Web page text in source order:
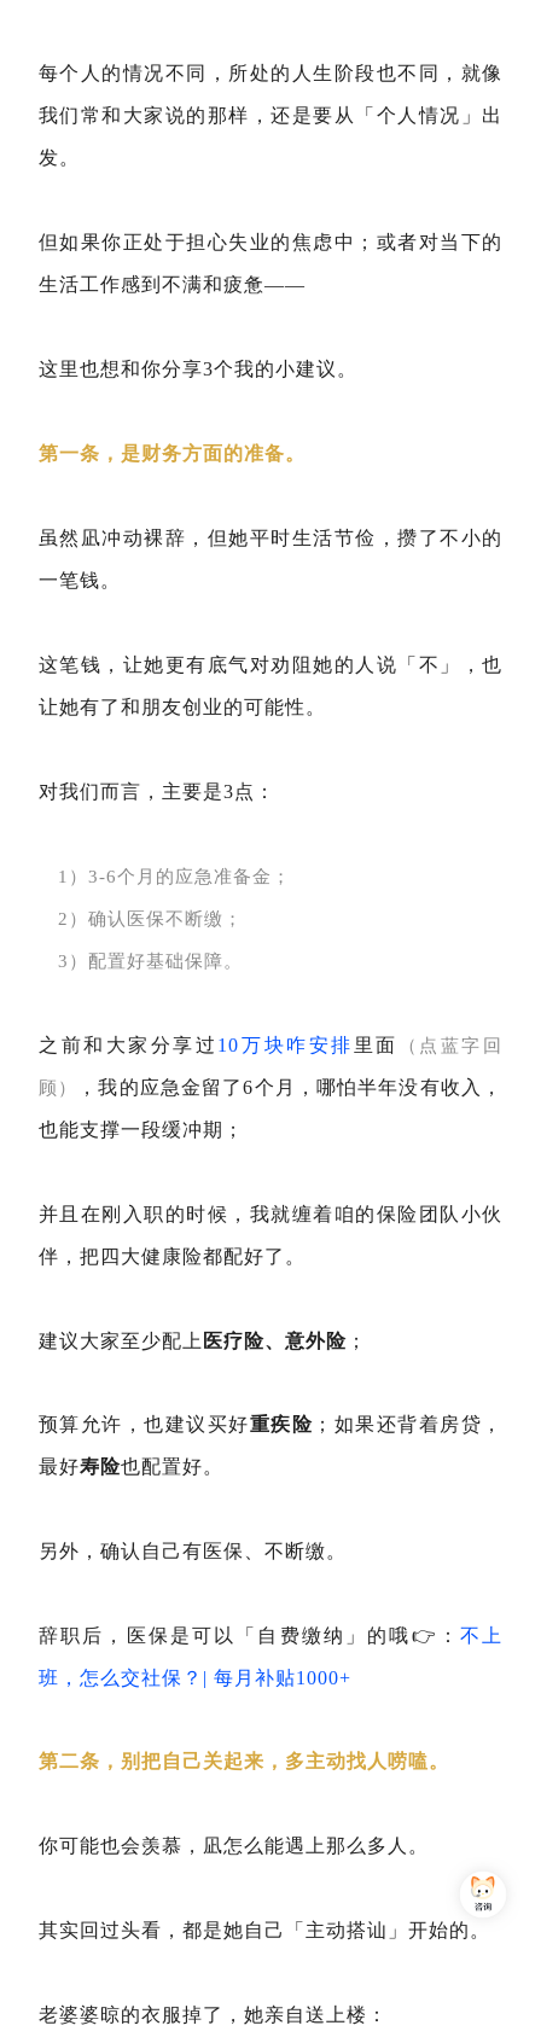
每个人的情况不同，所处的人生阶段也不同，就像
我们常和大家说的那样，还是要从「个人情况」出
发。
但如果你正处于担心失业的焦虑中； 或者对当下的
生活工作感到不满和疲惫——
这里也想和你分享3个我的小建议。
第一条，是财务方面的准备。
虽然凪冲动裸辞，但她平时生活节俭，攒了不小的
一笔钱。
这笔钱，让她更有底气对劝阻她的人说「不」，也
让她有了和朋友创业的可能性。
对我们而言，主要是3点：
1）3-6个月的应急准备金；
2）确认医保不断缴；
3）配置好基础保障。
之前和大家分享过 10万块咋安排 里面 （点蓝字回
顾） ，我的应急金留了6个月，哪怕半年没有收入，
也能支撑一段缓冲期；
并且在刚入职的时候，我就缠着咱的保险团队小伙
伴，把四大健康险都配好了。
建议大家至少配上 医疗险、意外险 ；
预算允许，也建议买好重疾险 ；如果还背着房贷，
最好寿险也配置好。
另外，确认自己有医保、不断缴。
辞职后，医保是可以「自费缴纳」的哦👉： 不上
班，怎么交社保？| 每月补贴1000+
第二条，别把自己关起来，多主动找人唠嗑。
你可能也会羡慕，凪怎么能遇上那么多人。
其实回过头看，都是她自己「主动搭讪」开始的。
老婆婆晾的衣服掉了，她亲自送上楼：